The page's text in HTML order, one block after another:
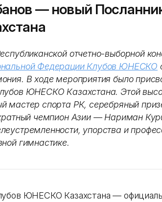
— новый
отчетно-выборной
Федерации Клубов ЮНЕСКО
В ходе мероприятия было
ЮНЕСКО Казахстана. Этой
мастер спорта РК, серебряный
чемпион Азии — Нариман
упорства и
гимнастике.
ЮНЕСКО Казахстана —